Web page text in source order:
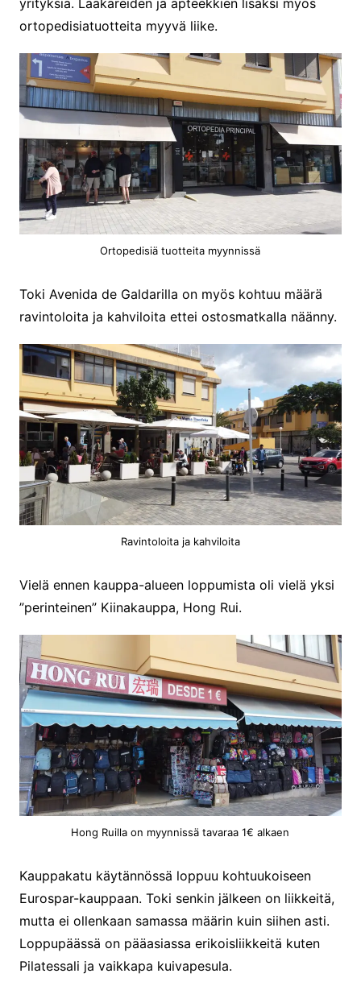
ortopedisiatuotteita myyvä liike.
Ortopedisiä tuotteita myynnissä
Toki Avenida de Galdarilla on myös kohtuu määrä
ravintoloita ja kahviloita ettei ostosmatkalla näänny.
Ravintoloita ja kahviloita
Vielä ennen kauppa-alueen loppumista oli vielä yksi
”perinteinen” Kiinakauppa, Hong Rui.
Hong Ruilla on myynnissä tavaraa 1€ alkaen
Kauppakatu käytännössä loppuu kohtuukoiseen
Eurospar-kauppaan. Toki senkin jälkeen on liikkeitä,
mutta ei ollenkaan samassa määrin kuin siihen asti.
Loppupäässä on pääasiassa erikoisliikkeitä kuten
Pilatessali ja vaikkapa kuivapesula.